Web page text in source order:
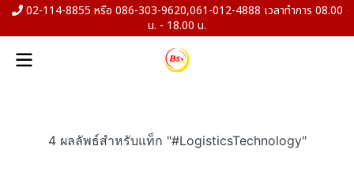
02-114-8855 หรือ 086-303-9620,061-012-4888 เวลาทำการ 08.00
น. - 18.00 น.
4 ผลลัพธ์สำหรับแท็ก "#LogisticsTechnology"